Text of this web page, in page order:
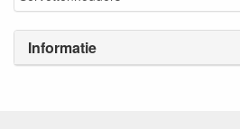
Informatie